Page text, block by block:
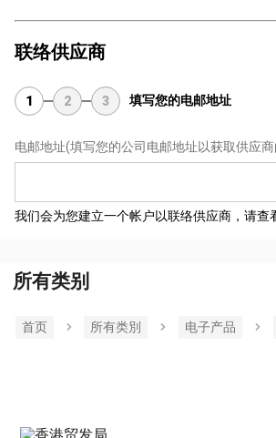
联络供应商
1 2 3 填写您的电邮地址
电邮地址(填写您的公司电邮地址以获取供应
我们会为您建立一个帐户以联络供应商，请查
所有类别
首页 所有类別 电子产品